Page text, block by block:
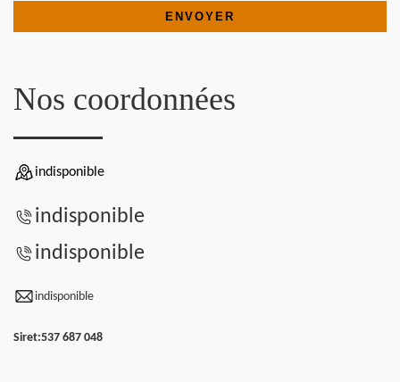
Nos coordonnées
indisponible
indisponible
indisponible
indisponible
Siret:537 687 048